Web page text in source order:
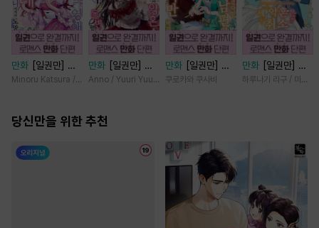
만화
[일권만] 기
억상실 악역 영애
니에게서 도망칠
본]
Minoru Katsura / Mizune
만화
[일권만] 왕
태자님과의 약혼을
변했습니다 [단행
Anno / Yuuri Yuudachi
만화
[일권만] 내
게 간섭하지 않겠
쿠로카와 쿠사비
만화
[일권만] 제
약혼은 취소되었습
하루나기 리구 / 미즈메
당신만을 위한 추천